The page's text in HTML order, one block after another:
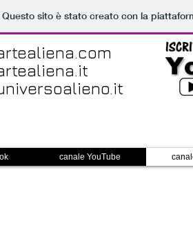
Questo sito è stato creato con la
canale YouTube